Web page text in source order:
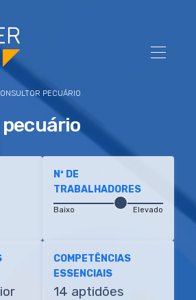
PECUÁRIO
Nº DE
TRABALHADORES
Baixo Elevado
COMPETÊNCIAS
ESSENCIAIS
14 aptidões